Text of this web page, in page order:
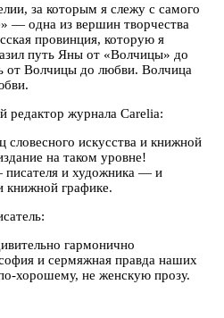
за которым я слежу с самого
— одна из вершин творчества
провинция, которую я
путь Яны от «Волчицы» до
от Волчицы до любви. Волчица
редактор журнала Carelia:
искусства и книжной
на таком уровне!
писателя и художника — и
книжной графике.
гармонично
и сермяжная правда наших
хорошему, не женскую прозу.